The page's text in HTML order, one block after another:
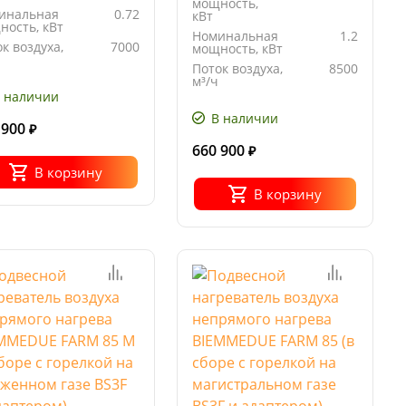
1-ходовой +
тележки)
кВт
0.72
воздуха,
7000
кг/ч
наличии
₽
В корзину
сборе с горелкой +
адаптер 1-ходовой +
комплект тележки)
мощность,
кВт
Номинальная
мощность, кВт
1.2
Поток воздуха,
м³/ч
8500
топлива, кг/ч
В наличии
660 900 ₽
В корзину